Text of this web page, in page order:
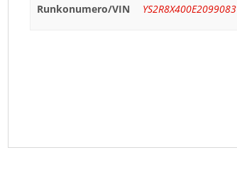
Runkonumero/VIN YS2R8X400E2099083